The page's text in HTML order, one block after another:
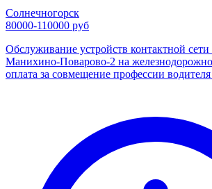
Солнечногорск
80000-110000 руб
Обслуживание устройств контактной сети
Манихино-Поварово-2 на
оплата за совмещение профессии